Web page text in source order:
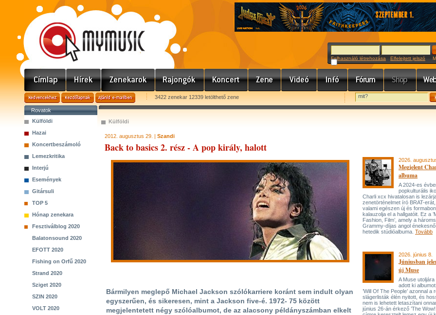
Felhasználó létrehozása Elfelejtett jelszó
3422 zenekar 12339 letölthető zene
Rovatok
Külföldi
Hazai
Koncertbeszámoló
Lemezkritika
Interjú
Események
Gitársuli
TOP 5
Hónap zenekara
Fesztiválblog 2020
Balatonsound 2020
EFOTT 2020
Fishing on Orfű 2020
Strand 2020
Sziget 2020
SZIN 2020
VOLT 2020
Külföldi
2012. augusztus 29. | Szandi
Back to basics 2. rész - A pop király, halott
Bármilyen meglepő Michael Jackson szólókarriere koránt sem indult olyan
egyszerűen, és sikeresen, mint a Jackson five-é. 1972- 75 között
megjelentetett négy szólóalbumot, de az alacsony példányszámban elkelt
2026.
Megjelent
albuma
A 2024-es
popkulturális
Charli xcx hivatalosan is
zenetörténelmet író BRAT-
valami egészen új és
kalauzolja el a hallgatóit. Ez a
Fashion, Film’, amely a
Grammy-díjas angol
hetedik stúdióalbuma. Tovább
2026. június 8.
Júniusban
új Muse
A Muse
adott ki
’Will Of The People’ azonnal a
slágerlisták élén nyitott, és
nem is lehetett letaszítani
június 26-án érkező ’The Wow!